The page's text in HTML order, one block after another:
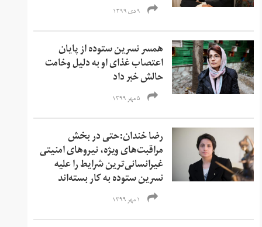
۹ دی ۱۳۹۹
همسر نسرین ستوده از پایان
اعتصاب غذای او به دلیل وخامت
حالش خبر داد
۵ مهر ۱۳۹۹
رضا خندان:حتی در بخش
مراقبت‌های ویژه، نیروهای امنیتی
غیرانسانی‌ترین شرایط را علیه
نسرین ستوده به کار بسته‌اند
۱ مهر ۱۳۹۹